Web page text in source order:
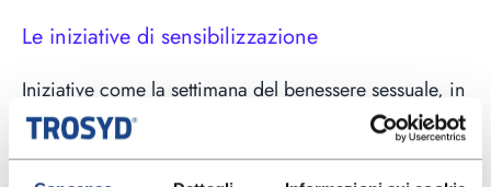
Le iniziative di sensibilizzazione
Iniziative come la settimana del benessere sessuale, in
Italia promossa dalla FISS (Federazione Italiana
Sessuologia Scientifica) solitamente tra fine settembre